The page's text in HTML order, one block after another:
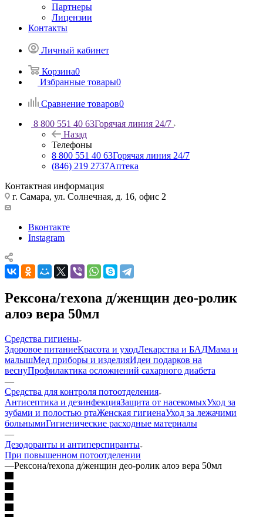
Партнеры
Лицензии
Контакты
Личный кабинет
Корзина0
Избранные товары0
Сравнение товаров0
8 800 551 40 63Горячая линия 24/7
Назад
Телефоны
8 800 551 40 63Горячая линия 24/7
(846) 219 2737Аптека
Контактная информация
г. Самара, ул. Солнечная, д. 16, офис 2
Вконтакте
Instagram
Рексона/rexona д/женщин део-ролик
алоэ вера 50мл
Средства гигиены
Здоровое питаниеКрасота и уходЛекарства и БАДМама и
малышМед приборы и изделияИдеи подарков на
веснуПрофилактика осложнений сахарного диабета
—
Средства для контроля потоотделения
Антисептика и дезинфекцияЗащита от насекомыхУход за
зубами и полостью ртаЖенская гигиенаУход за лежачими
больнымиГигиенические расходные материалы
—
Дезодоранты и антиперспиранты
При повышенном потоотделении
—Рексона/rexona д/женщин део-ролик алоэ вера 50мл